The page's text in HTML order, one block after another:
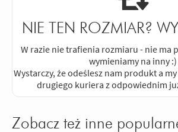
NIE TEN ROZMIAR?
W razie nie trafienia rozmiaru - nie ma
wymieniamy na inny :)
Wystarczy, że odeślesz nam produkt a
drugiego kuriera z odpowiednim
Zobacz też inne